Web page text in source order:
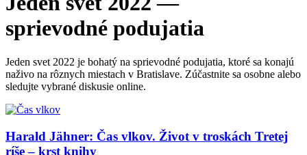
sprievodné podujatia
Jeden svet 2022 je bohatý na sprievodné podujatia, ktoré sa konajú
naživo na rôznych miestach v Bratislave. Zúčastnite sa osobne alebo
sledujte vybrané diskusie online.
Harald Jähner: Čas vlkov. Život v troskách Tretej
ríše – krst knihy